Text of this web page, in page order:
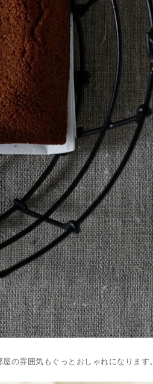
の雰囲気もぐっとおしゃれになります。